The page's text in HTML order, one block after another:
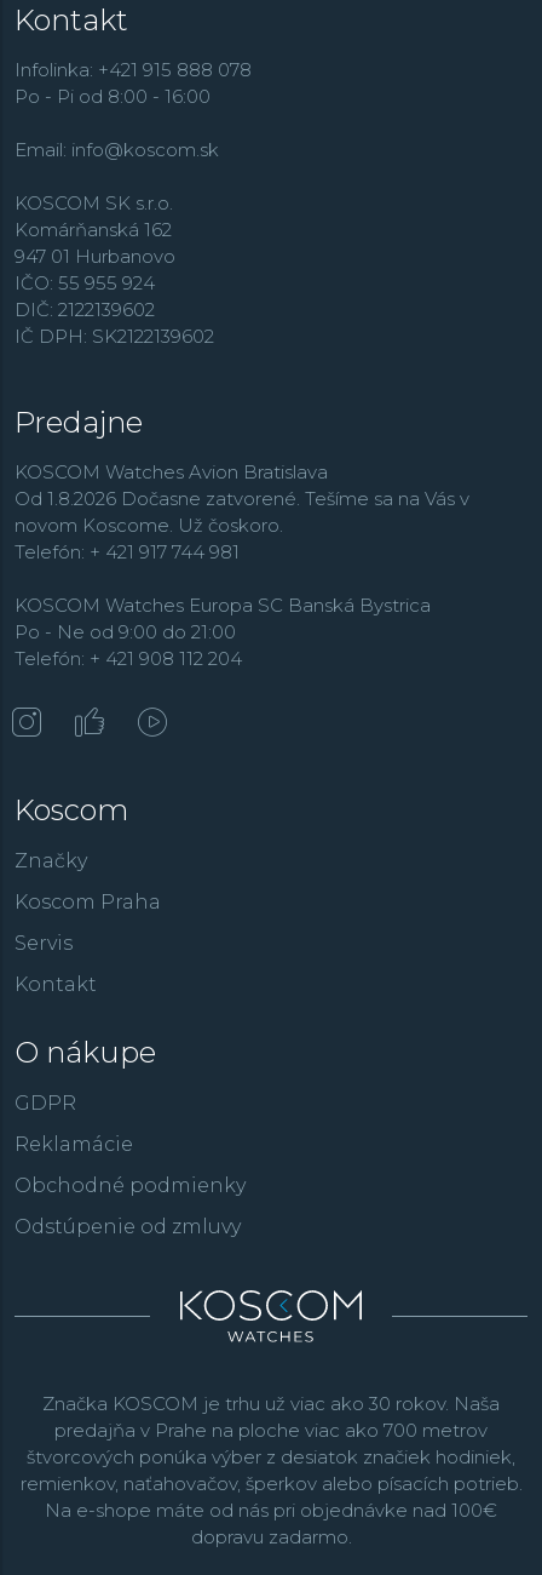
Kontakt
Infolinka: +421 915 888 078
Po - Pi od 8:00 - 16:00
Email: info@koscom.sk
KOSCOM SK s.r.o.
Komárňanská 162
947 01 Hurbanovo
IČO: 55 955 924
DIČ: 2122139602
IČ DPH: SK2122139602
Predajne
KOSCOM Watches Avion Bratislava
Od 1.8.2026 Dočasne zatvorené. Tešíme sa na Vás v
novom Koscome. Už čoskoro.
Telefón: + 421 917 744 981
KOSCOM Watches Europa SC Banská Bystrica
Po - Ne od 9:00 do 21:00
Telefón: + 421 908 112 204
Koscom
Značky
Koscom Praha
Servis
Kontakt
O nákupe
GDPR
Reklamácie
Obchodné podmienky
Odstúpenie od zmluvy
Značka KOSCOM je trhu už viac ako 30 rokov. Naša
predajňa v Prahe na ploche viac ako 700 metrov
štvorcových ponúka výber z desiatok značiek hodiniek,
remienkov, naťahovačov, šperkov alebo písacích potrieb.
Na e-shope máte od nás pri objednávke nad 100€
dopravu zadarmo.